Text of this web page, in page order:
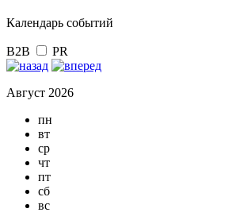
Календарь событий
B2B PR
Август 2026
пн
вт
ср
чт
пт
сб
вс